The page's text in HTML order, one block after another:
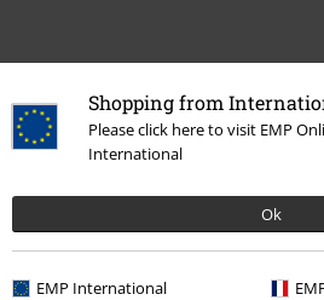
Shopping from
Please click here to visit EMP
International
Ok
EMP International
Dernière visite